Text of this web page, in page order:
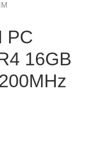
PC
16GB